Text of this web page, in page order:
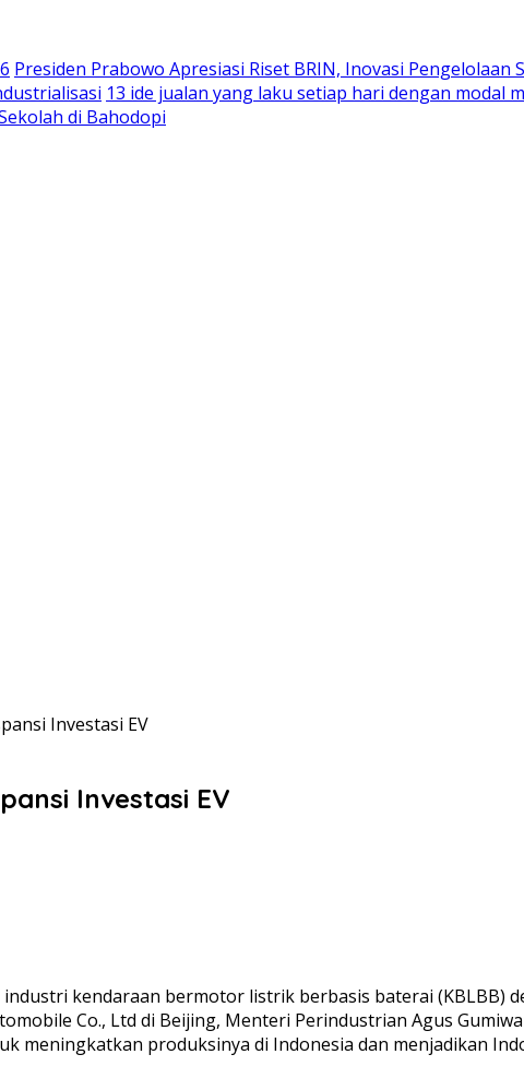
Presiden Prabowo Apresiasi Riset BRIN, Inovasi Pengelolaan
13 ide jualan yang laku setiap hari dengan modal
di Bahodopi
Investasi EV
Investasi EV
kendaraan bermotor listrik berbasis baterai (KBLBB)
Co., Ltd di Beijing, Menteri Perindustrian Agus
meningkatkan produksinya di Indonesia dan menjadikan